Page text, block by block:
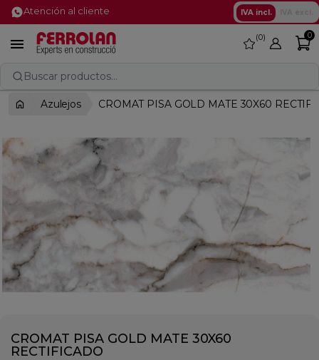
Atención al cliente IVA incl.
 favorite
0 0
Buscar productos...
Azulejos CROMAT PISA GOLD MATE 30X60
CROMAT PISA GOLD MATE 30X60
RECTIFICADO